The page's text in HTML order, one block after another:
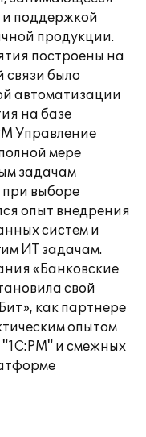
и поддержкой
продукции.
построены на
связи было
автоматизации
на базе
Управление
мере
задачам
выборе
опыт внедрения
систем и
ИТ задачам.
«Банковские
свой
как партнере
опытом
и смежных